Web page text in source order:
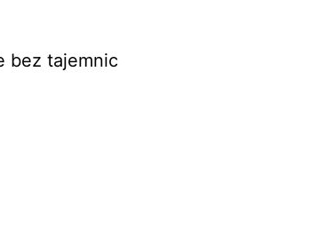
bez tajemnic